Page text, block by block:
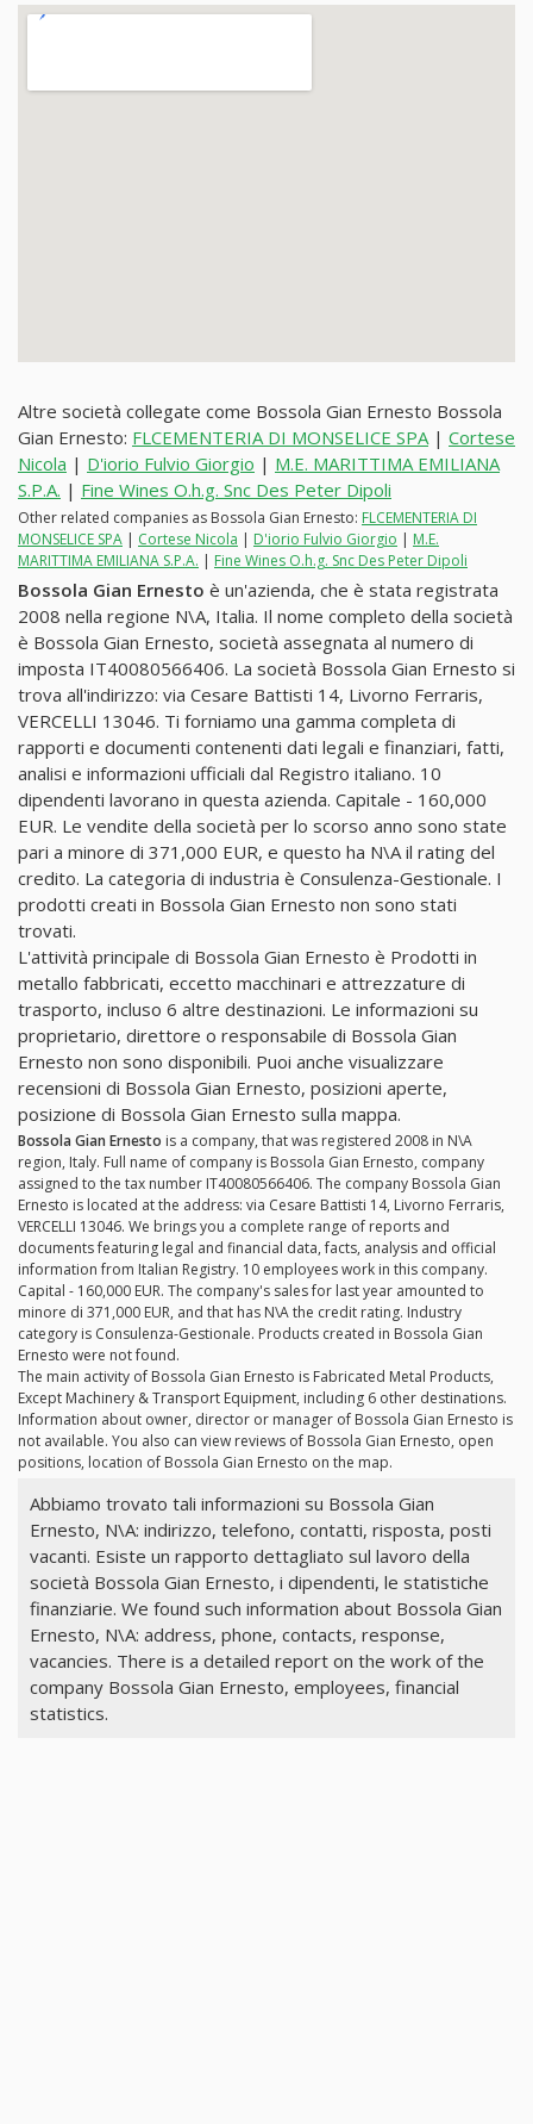
Altre società collegate come Bossola Gian Ernesto Bossola
Gian Ernesto: FLCEMENTERIA DI MONSELICE SPA| Cortese
Nicola | D'iorio Fulvio Giorgio | M.E. MARITTIMA EMILIANA
S.P.A. | Fine Wines O.h.g. Snc Des Peter Dipoli
Other related companies as Bossola Gian Ernesto: FLCEMENTERIA DI
MONSELICE SPA | Cortese Nicola | D'iorio Fulvio Giorgio | M.E.
MARITTIMA EMILIANA S.P.A. | Fine Wines O.h.g. Snc Des Peter Dipoli
Bossola Gian Ernesto è un'azienda, che è stata registrata
2008 nella regione N\A, Italia. Il nome completo della società
è Bossola Gian Ernesto, società assegnata al numero di
imposta IT40080566406. La società Bossola Gian Ernesto si
trova all'indirizzo: via Cesare Battisti 14, Livorno Ferraris,
VERCELLI 13046. Ti forniamo una gamma completa di
rapporti e documenti contenenti dati legali e finanziari, fatti,
analisi e informazioni ufficiali dal Registro italiano. 10
dipendenti lavorano in questa azienda. Capitale - 160,000
EUR. Le vendite della società per lo scorso anno sono state
pari a minore di 371,000 EUR, e questo ha N\A il rating del
credito. La categoria di industria è Consulenza-Gestionale. I
prodotti creati in Bossola Gian Ernesto non sono stati
trovati.
L'attività principale di Bossola Gian Ernesto è Prodotti in
metallo fabbricati, eccetto macchinari e attrezzature di
trasporto, incluso 6 altre destinazioni. Le informazioni su
proprietario, direttore o responsabile di Bossola Gian
Ernesto non sono disponibili. Puoi anche visualizzare
recensioni di Bossola Gian Ernesto, posizioni aperte,
posizione di Bossola Gian Ernesto sulla mappa.
Bossola Gian Ernesto is a company, that was registered 2008 in N\A
region, Italy. Full name of company is Bossola Gian Ernesto, company
assigned to the tax number IT40080566406. The company Bossola Gian
Ernesto is located at the address: via Cesare Battisti 14, Livorno Ferraris,
VERCELLI 13046. We brings you a complete range of reports and
documents featuring legal and financial data, facts, analysis and official
information from Italian Registry. 10 employees work in this company.
Capital - 160,000 EUR. The company's sales for last year amounted to
minore di 371,000 EUR, and that has N\A the credit rating. Industry
category is Consulenza-Gestionale. Products created in Bossola Gian
Ernesto were not found.
The main activity of Bossola Gian Ernesto is Fabricated Metal Products,
Except Machinery & Transport Equipment, including 6 other destinations.
Information about owner, director or manager of Bossola Gian Ernesto is
not available. You also can view reviews of Bossola Gian Ernesto, open
positions, location of Bossola Gian Ernesto on the map.
Abbiamo trovato tali informazioni su Bossola Gian
Ernesto, N\A: indirizzo, telefono, contatti, risposta, posti
vacanti. Esiste un rapporto dettagliato sul lavoro della
società Bossola Gian Ernesto, i dipendenti, le statistiche
finanziarie. We found such information about Bossola Gian
Ernesto, N\A: address, phone, contacts, response,
vacancies. There is a detailed report on the work of the
company Bossola Gian Ernesto, employees, financial
statistics.